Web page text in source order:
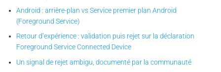
Android : arrière-plan vs Service premier plan Android
(Foreground Service)
Retour d’expérience : validation puis rejet sur la déclaration
Foreground Service Connected Device
Un signal de rejet ambigu, documenté par la communauté